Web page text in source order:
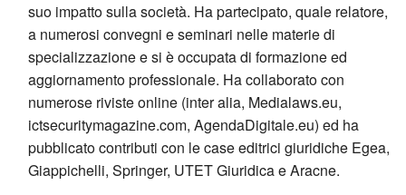
suo impatto sulla società. Ha partecipato, quale relatore,
a numerosi convegni e seminari nelle materie di
specializzazione e si è occupata di formazione ed
aggiornamento professionale. Ha collaborato con
numerose riviste online (inter alia, Medialaws.eu,
ictsecuritymagazine.com, AgendaDigitale.eu) ed ha
pubblicato contributi con le case editrici giuridiche Egea,
Giappichelli, Springer, UTET Giuridica e Aracne.